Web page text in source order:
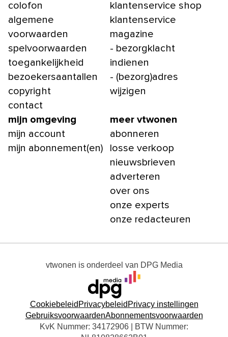
colofon
algemene
voorwaarden
spelvoorwaarden
toegankelijkheid
bezoekersaantallen
copyright
contact
klantenservice shop
klantenservice
magazine
- bezorgklacht
indienen
- (bezorg)adres
wijzigen
mijn omgeving
mijn account
mijn abonnement(en)
meer vtwonen
abonneren
losse verkoop
nieuwsbrieven
adverteren
over ons
onze experts
onze redacteuren
vtwonen is onderdeel van DPG Media
Cookiebeleid Privacybeleid Privacy instellingen
GebruiksvoorwaardenAbonnementsvoorwaarden
KvK Nummer: 34172906 | BTW Nummer: